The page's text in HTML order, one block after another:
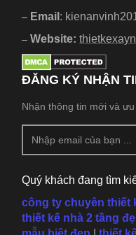
– Email :
– Website:
ĐĂNG KÝ NHẬN
Nhận thông tin mới và
Quý khách đang tìm
công ty chuyên thiết
thiết kế nhà 2 tầng